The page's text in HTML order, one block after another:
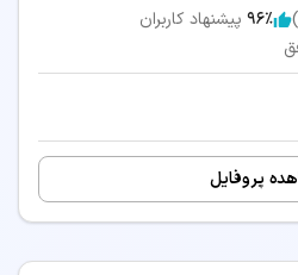
96٪ پیشنهاد کاربران
پروفایل